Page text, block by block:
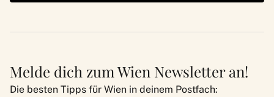
Melde dich zum Wien Newsletter an!
Die besten Tipps für Wien in deinem Postfach: